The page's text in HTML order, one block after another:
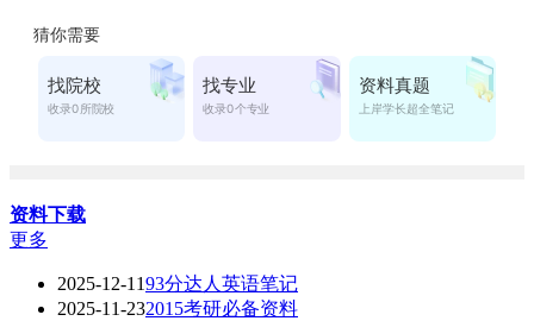
资料下载
更多
2025-12-1193分达人英语笔记
2025-11-232015考研必备资料